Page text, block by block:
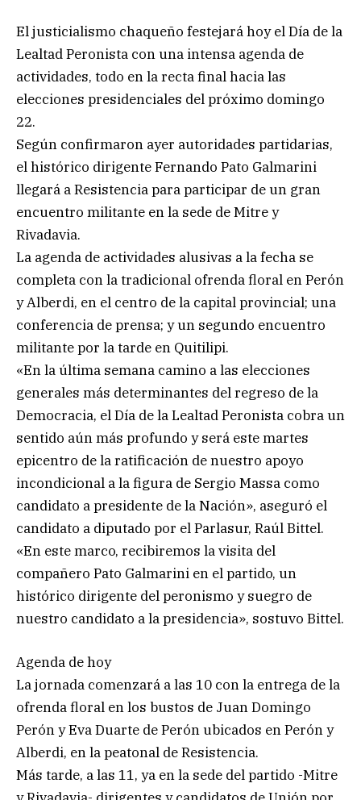
El justicialismo chaqueño festejará hoy el Día de la
Lealtad Peronista con una intensa agenda de
actividades, todo en la recta final hacia las
elecciones presidenciales del próximo domingo
22.
Según confirmaron ayer autoridades partidarias,
el histórico dirigente Fernando Pato Galmarini
llegará a Resistencia para participar de un gran
encuentro militante en la sede de Mitre y
Rivadavia.
La agenda de actividades alusivas a la fecha se
completa con la tradicional ofrenda floral en Perón
y Alberdi, en el centro de la capital provincial; una
conferencia de prensa; y un segundo encuentro
militante por la tarde en Quitilipi.
«En la última semana camino a las elecciones
generales más determinantes del regreso de la
Democracia, el Día de la Lealtad Peronista cobra un
sentido aún más profundo y será este martes
epicentro de la ratificación de nuestro apoyo
incondicional a la figura de Sergio Massa como
candidato a presidente de la Nación», aseguró el
candidato a diputado por el Parlasur, Raúl Bittel.
«En este marco, recibiremos la visita del
compañero Pato Galmarini en el partido, un
histórico dirigente del peronismo y suegro de
nuestro candidato a la presidencia», sostuvo Bittel.
Agenda de hoy
La jornada comenzará a las 10 con la entrega de la
ofrenda floral en los bustos de Juan Domingo
Perón y Eva Duarte de Perón ubicados en Perón y
Alberdi, en la peatonal de Resistencia.
Más tarde, a las 11, ya en la sede del partido -Mitre